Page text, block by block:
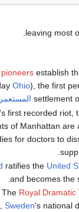
leaving most
establish
Ohio), the first
settlement
first recorded riot,
of Manhattan are
for doctors to
ratifies the United
and becomes the
Royal Dramatic
Sweden's national